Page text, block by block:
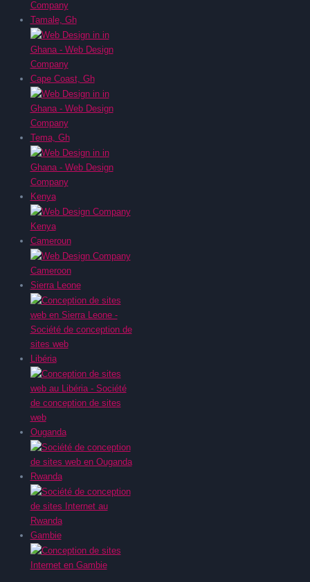
Tamale, Gh
Cape Coast, Gh
Tema, Gh
Kenya
Cameroun
Sierra Leone
Libéria
Ouganda
Rwanda
Gambie